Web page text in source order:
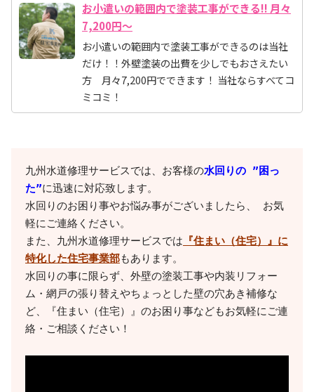
お小遣いの範囲内で塗装工事ができる!! 月々
7,200円～
お小遣いの範囲内で塗装工事ができるのは当社
だけ！！外壁塗装の出費を少しでもおさえたい
方 月々7,200円でできます！ 当社ならすべてコ
ミコミ！
九州水道修理サービスでは、お客様の水回りの ”困っ
た”に迅速に対応致します。
水回りのお困り事やお悩み事がございましたら、 お気
軽にご連絡ください。
また、九州水道修理サービスでは 『住まい（住宅）』に
特化した住宅事業部もあります。
水回りの事に限らず、外壁の塗装工事や内装リフォー
ム・網戸の張り替えやちょっとした壁の穴あき補修な
ど、『住まい（住宅）』のお困り事などもお気軽にご連
絡・ご相談ください！